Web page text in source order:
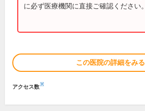
に必ず医療機関に直接ご確認ください。
この医院の詳細をみる
アクセス数※